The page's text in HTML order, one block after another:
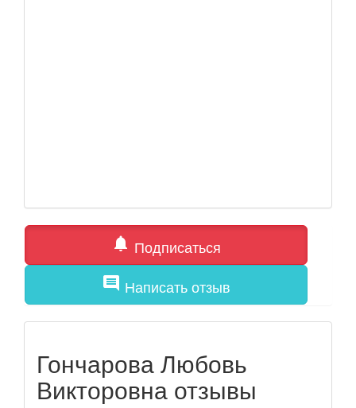
notifications Подписаться
comment Написать отзыв
Гончарова Любовь
Викторовна отзывы